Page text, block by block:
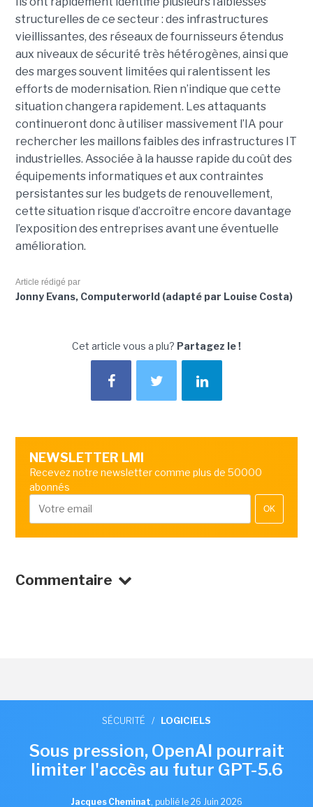
structurelles de ce secteur : des infrastructures
vieillissantes, des réseaux de fournisseurs étendus
aux niveaux de sécurité très hétérogènes, ainsi que
des marges souvent limitées qui ralentissent les
efforts de modernisation. Rien n’indique que cette
situation changera rapidement. Les attaquants
continueront donc à utiliser massivement l’IA pour
rechercher les maillons faibles des infrastructures IT
industrielles. Associée à la hausse rapide du coût des
équipements informatiques et aux contraintes
persistantes sur les budgets de renouvellement,
cette situation risque d’accroître encore davantage
l’exposition des entreprises avant une éventuelle
amélioration.
Article rédigé par
Jonny Evans, Computerworld (adapté par Louise Costa)
Cet article vous a plu? Partagez le !
NEWSLETTER LMI
Recevez notre newsletter comme plus de 50000
abonnés
OK
Commentaire
SÉCURITÉ / LOGICIELS
Sous pression, OpenAI pourrait
limiter l'accès au futur GPT-5.6
Jacques Cheminat, publié le 26 Juin 2026